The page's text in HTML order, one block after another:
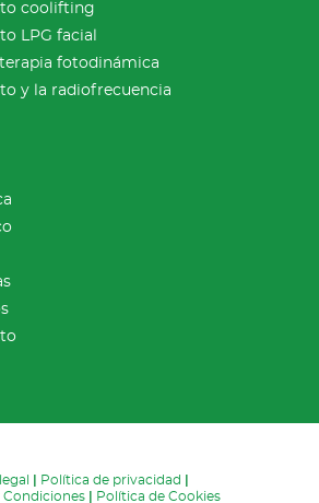
coolifting
LPG facial
fotodinámica
y la radiofrecuencia
Política de privacidad
Condiciones
Política de Cookies